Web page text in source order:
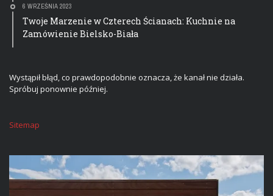
6 WRZEŚNIA 2023
Twoje Marzenie w Czterech Ścianach: Kuchnie na
Zamówienie Bielsko-Biała
Wystąpił błąd, co prawdopodobnie oznacza, że kanał nie działa.
Spróbuj ponownie później.
Sitemap